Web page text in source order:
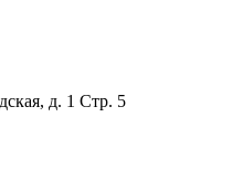
д. 1 Стр. 5